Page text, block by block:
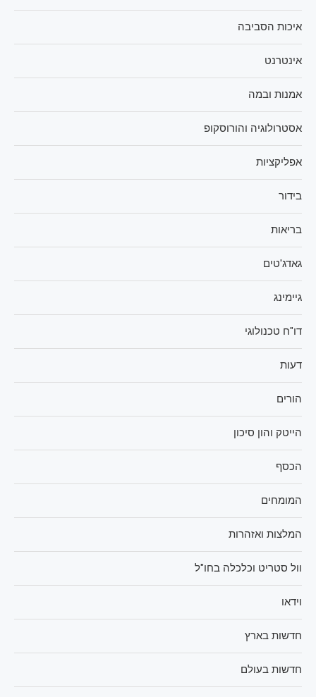
איכות הסביבה
אינטרנט
אמנות ובמה
אסטרולוגיה והורוסקופ
אפליקציות
בידור
בריאות
גאדג'טים
גיימינג
דו"ח טכנולוגי
דעות
הורים
הייטק והון סיכון
הכסף
המומחים
המלצות ואזהרות
וול סטריט וכלכלה בחו"ל
וידאו
חדשות בארץ
חדשות בעולם